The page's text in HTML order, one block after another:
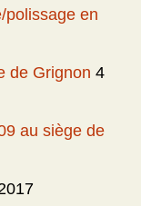
polissage en
de Grignon 4
au siège de